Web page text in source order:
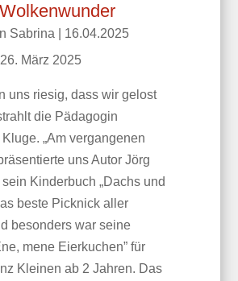
Wolkenwunder
Sabrina
16.04.2025
März 2025
uns riesig, dass wir gelost
die Pädagogin
„Am vergangenen
uns Autor Jörg
sein Kinderbuch „Dachs und
beste Picknick aller
besonders war seine
mene Eierkuchen” für
Kleinen ab 2 Jahren. Das